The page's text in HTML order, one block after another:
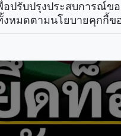
อปรับปรุงประสบการณ์ข
หมดตามนโยบายคุกกี้ขอ